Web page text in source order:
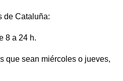
de Cataluña:
8 a 24 h.
que sean miércoles o jueves,